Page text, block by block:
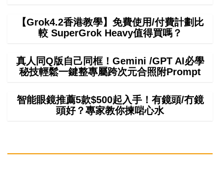
【Grok4.2香港教學】免費使用/付費計劃比
較 SuperGrok Heavy值得買嗎？
真人同Q版自己同框！Gemini /GPT AI必學
秘技輕鬆一鍵整專屬跨次元合照附Prompt
智能眼鏡推薦5款$500起入手！有鏡頭/冇鏡
頭好？專家教你揀啱心水